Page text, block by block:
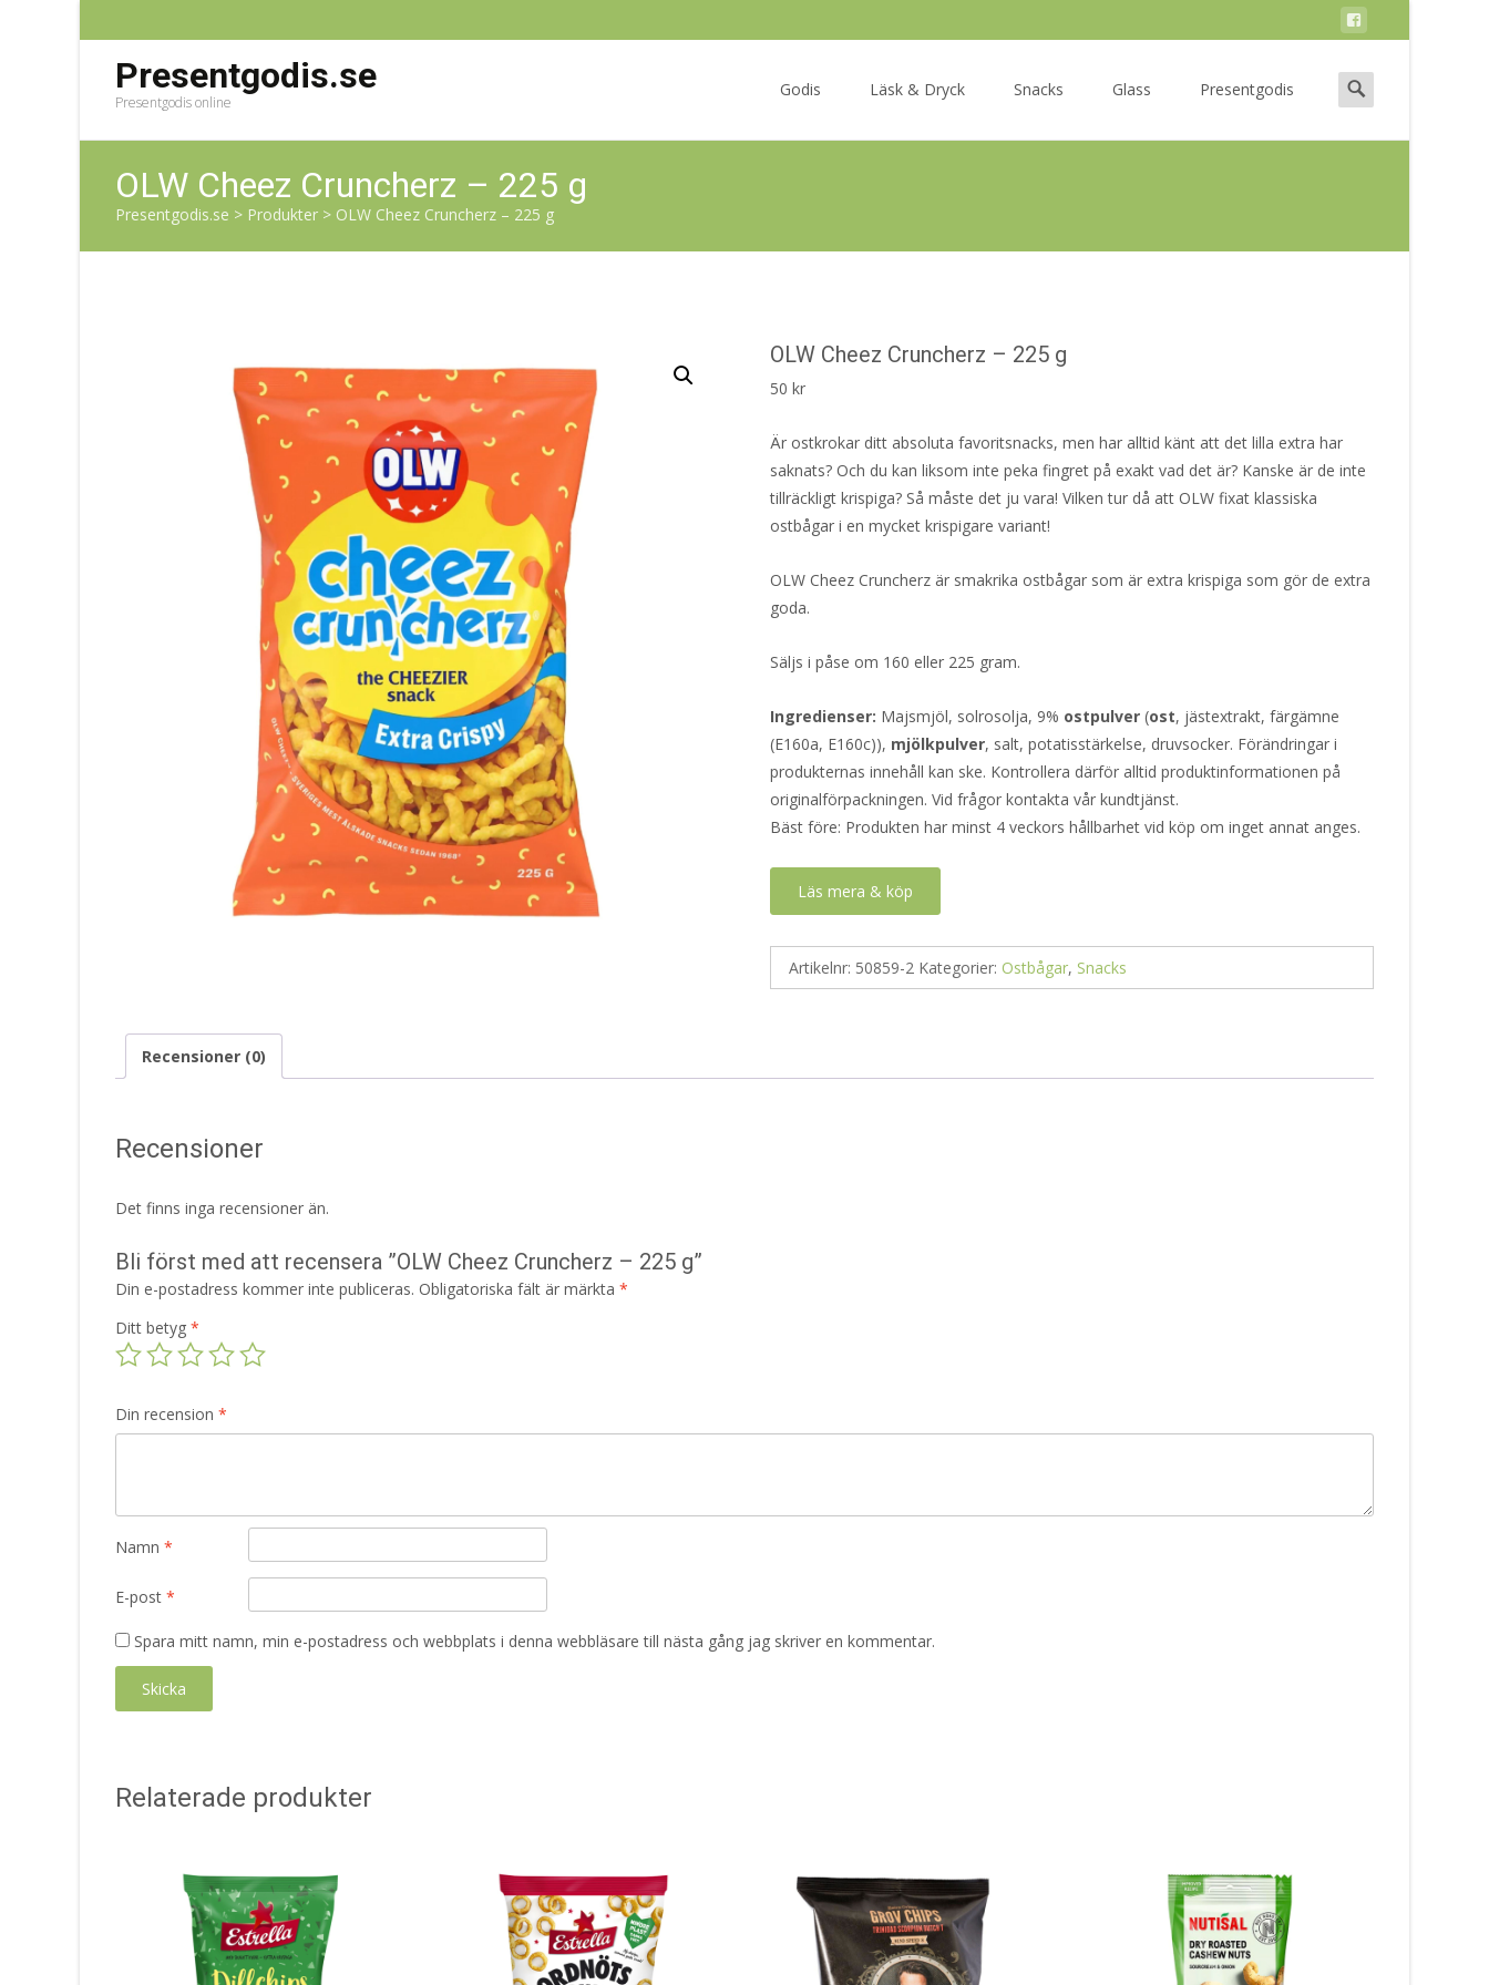
Presentgodis.se
Presentgodis online
Godis Läsk & Dryck Snacks Glass Presentgodis
Search
for:
OLW Cheez Cruncherz – 225 g
Presentgodis.se > Produkter > OLW Cheez Cruncherz – 225 g
OLW Cheez Cruncherz – 225 g
50 kr
Är ostkrokar ditt absoluta favoritsnacks, men har alltid känt att det lilla extra har
saknats? Och du kan liksom inte peka fingret på exakt vad det är? Kanske är de inte
tillräckligt krispiga? Så måste det ju vara! Vilken tur då att OLW fixat klassiska
ostbågar i en mycket krispigare variant!
OLW Cheez Cruncherz är smakrika ostbågar som är extra krispiga som gör de extra
goda.
Säljs i påse om 160 eller 225 gram.
Ingredienser: Majsmjöl, solrosolja, 9% ostpulver(ost, jästextrakt, färgämne
(E160a, E160c)), mjölkpulver, salt, potatisstärkelse, druvsocker. Förändringar i
produkternas innehåll kan ske. Kontrollera därför alltid produktinformationen på
originalförpackningen. Vid frågor kontakta vår kundtjänst.
Bäst före: Produkten har minst 4 veckors hållbarhet vid köp om inget annat anges.
Läs mera & köp
Artikelnr: 50859-2 Kategorier: Ostbågar, Snacks
Recensioner (0)
Recensioner
Det finns inga recensioner än.
Bli först med att recensera ”OLW Cheez Cruncherz – 225 g”
Din e-postadress kommer inte publiceras. Obligatoriska fält är märkta *
Ditt betyg *
Din recension *
Namn *
E-post *
Spara mitt namn, min e-postadress och webbplats i denna webbläsare till nästa gång jag skriver en kommentar.
Relaterade produkter